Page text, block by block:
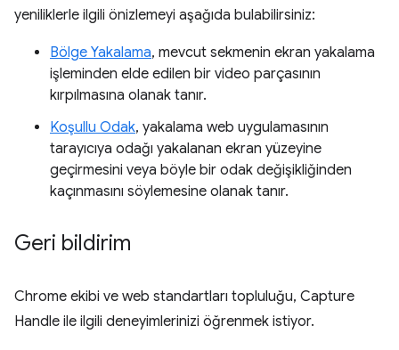
yeniliklerle ilgili önizlemeyi aşağıda bulabilirsiniz:
Bölge Yakalama, mevcut sekmenin ekran yakalama
işleminden elde edilen bir video parçasının
kırpılmasına olanak tanır.
Koşullu Odak, yakalama web uygulamasının
tarayıcıya odağı yakalanan ekran yüzeyine
geçirmesini veya böyle bir odak değişikliğinden
kaçınmasını söylemesine olanak tanır.
Geri bildirim
Chrome ekibi ve web standartları topluluğu, Capture
Handle ile ilgili deneyimlerinizi öğrenmek istiyor.